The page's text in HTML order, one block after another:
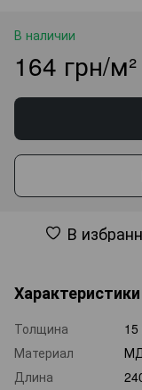
В наличии
164 грн/м²
В
Характеристики
Толщина
Материал
Длина